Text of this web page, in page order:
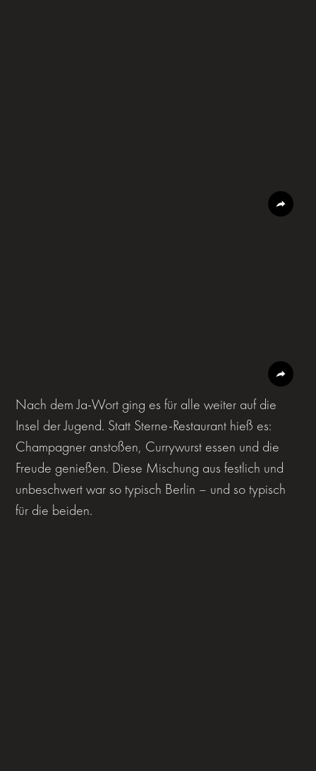
Nach dem Ja-Wort ging es für alle weiter auf die
Insel der Jugend. Statt Sterne-Restaurant hieß es:
Champagner anstoßen, Currywurst essen und die
Freude genießen. Diese Mischung aus festlich und
unbeschwert war so typisch Berlin – und so typisch
für die beiden.